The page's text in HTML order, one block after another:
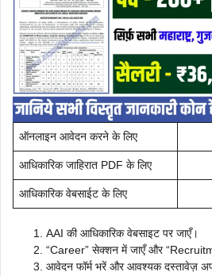
ऑनलाइन आवेदन करने के लिए
आधिकारिक जाहिरात PDF के लिए
आधिकारिक वेबसाईट के लिए
AAI की आधिकारिक वेबसाइट पर जाएँ।
“Career” सेक्शन में जाएँ और
आवेदन फॉर्म भरें और आवश्यक दस्तावेज़